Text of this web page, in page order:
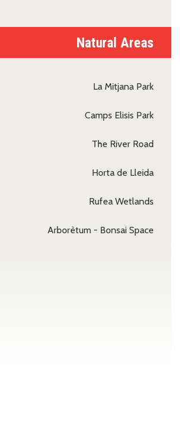
Natural Areas
La Mitjana Park
Camps Elisis Park
The River Road
Horta de Lleida
Rufea Wetlands
Arborètum - Bonsai Space